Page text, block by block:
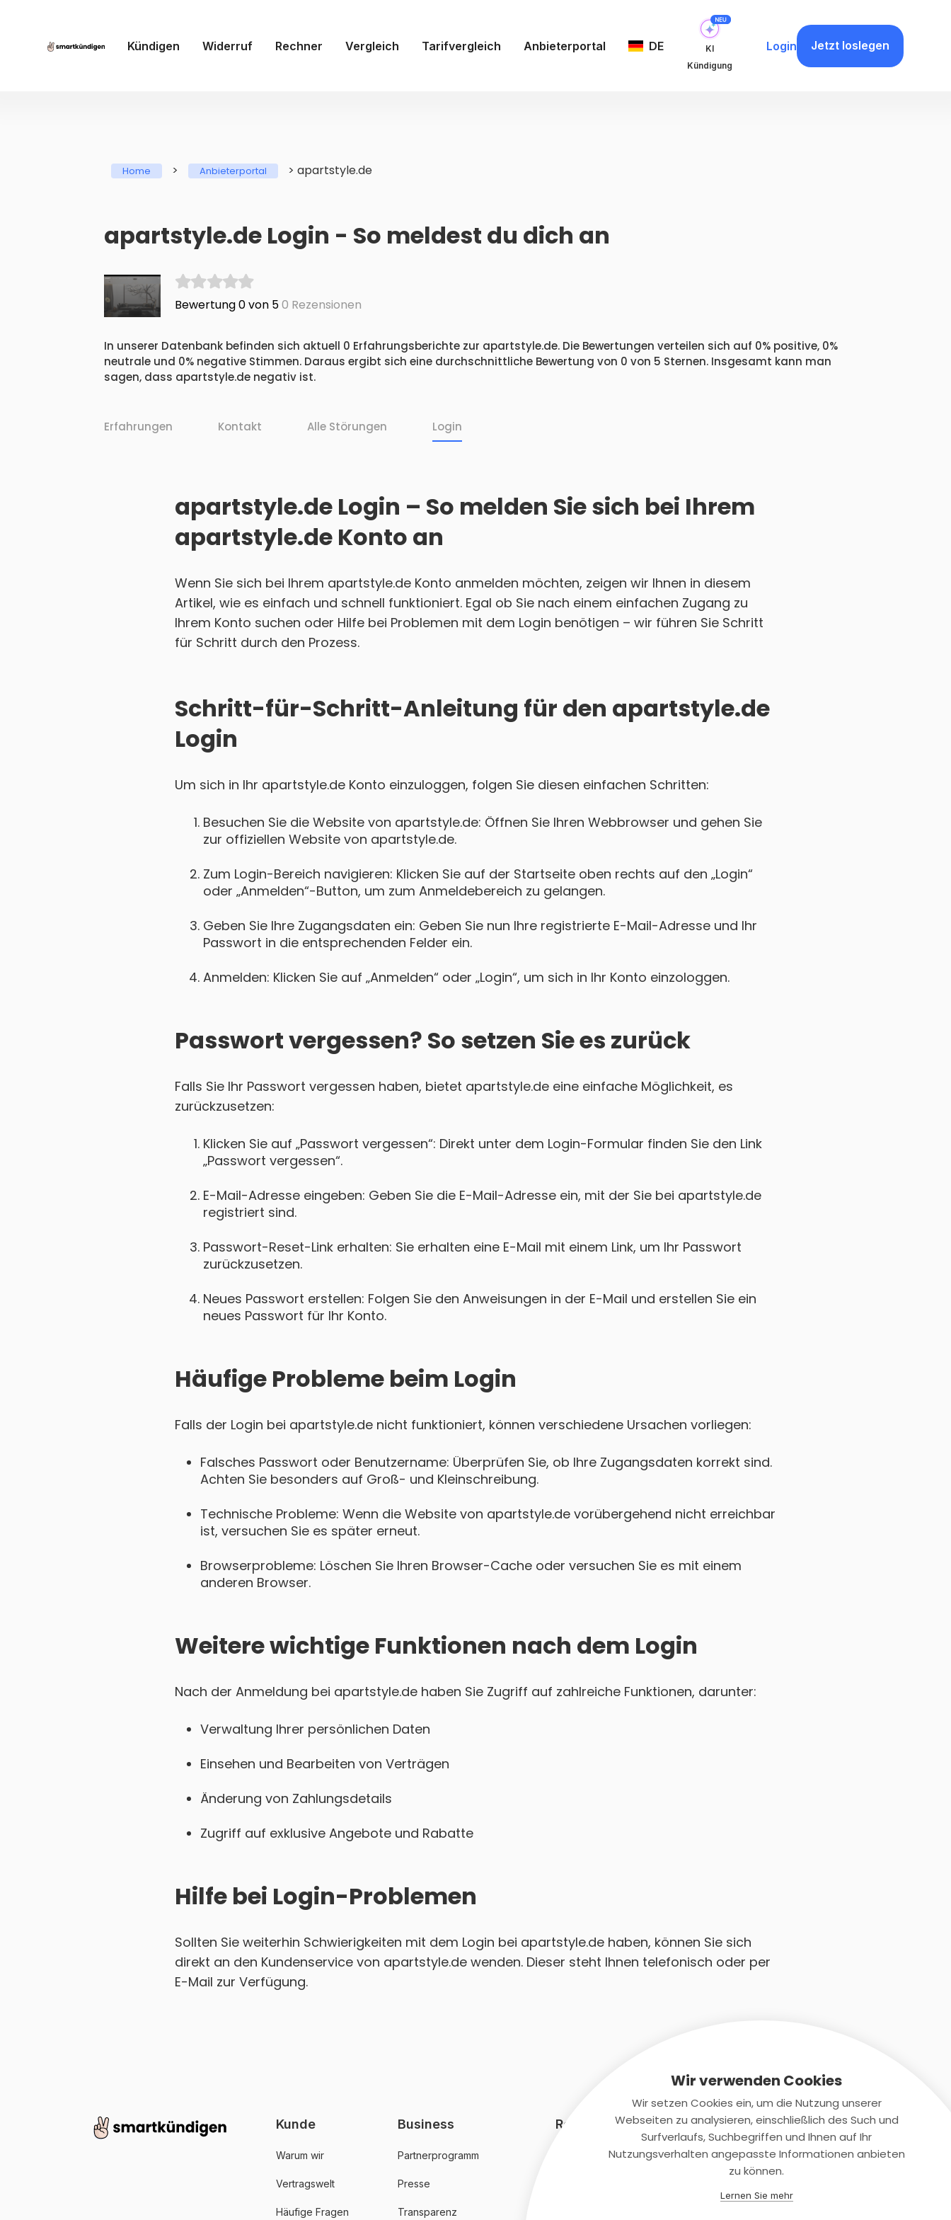
Kündigen Widerruf Rechner Vergleich Tarifvergleich Anbieterportal DE
KI
Kündigung
Login Jetzt loslegen
Home > Anbieterportal > apartstyle.de
apartstyle.de Login - So meldest du dich an
Bewertung 0 von 50 Rezensionen
In unserer Datenbank befinden sich aktuell 0 Erfahrungsberichte zur apartstyle.de. Die Bewertungen verteilen sich auf 0% positive, 0%
neutrale und 0% negative Stimmen. Daraus ergibt sich eine durchschnittliche Bewertung von 0 von 5 Sternen. Insgesamt kann man
sagen, dass apartstyle.de negativ ist.
Erfahrungen Kontakt Alle Störungen Login
apartstyle.de Login – So melden Sie sich bei Ihrem
apartstyle.de Konto an
Wenn Sie sich bei Ihrem apartstyle.de Konto anmelden möchten, zeigen wir Ihnen in diesem
Artikel, wie es einfach und schnell funktioniert. Egal ob Sie nach einem einfachen Zugang zu
Ihrem Konto suchen oder Hilfe bei Problemen mit dem Login benötigen – wir führen Sie Schritt
für Schritt durch den Prozess.
Schritt-für-Schritt-Anleitung für den apartstyle.de
Login
Um sich in Ihr apartstyle.de Konto einzuloggen, folgen Sie diesen einfachen Schritten:
Besuchen Sie die Website von apartstyle.de: Öffnen Sie Ihren Webbrowser und gehen Sie
zur offiziellen Website von apartstyle.de.
Zum Login-Bereich navigieren: Klicken Sie auf der Startseite oben rechts auf den „Login“
oder „Anmelden“-Button, um zum Anmeldebereich zu gelangen.
Geben Sie Ihre Zugangsdaten ein: Geben Sie nun Ihre registrierte E-Mail-Adresse und Ihr
Passwort in die entsprechenden Felder ein.
Anmelden: Klicken Sie auf „Anmelden“ oder „Login“, um sich in Ihr Konto einzologgen.
Passwort vergessen? So setzen Sie es zurück
Falls Sie Ihr Passwort vergessen haben, bietet apartstyle.de eine einfache Möglichkeit, es
zurückzusetzen:
Klicken Sie auf „Passwort vergessen“: Direkt unter dem Login-Formular finden Sie den Link
„Passwort vergessen“.
E-Mail-Adresse eingeben: Geben Sie die E-Mail-Adresse ein, mit der Sie bei apartstyle.de
registriert sind.
Passwort-Reset-Link erhalten: Sie erhalten eine E-Mail mit einem Link, um Ihr Passwort
zurückzusetzen.
Neues Passwort erstellen: Folgen Sie den Anweisungen in der E-Mail und erstellen Sie ein
neues Passwort für Ihr Konto.
Häufige Probleme beim Login
Falls der Login bei apartstyle.de nicht funktioniert, können verschiedene Ursachen vorliegen:
Falsches Passwort oder Benutzername: Überprüfen Sie, ob Ihre Zugangsdaten korrekt sind.
Achten Sie besonders auf Groß- und Kleinschreibung.
Technische Probleme: Wenn die Website von apartstyle.de vorübergehend nicht erreichbar
ist, versuchen Sie es später erneut.
Browserprobleme: Löschen Sie Ihren Browser-Cache oder versuchen Sie es mit einem
anderen Browser.
Weitere wichtige Funktionen nach dem Login
Nach der Anmeldung bei apartstyle.de haben Sie Zugriff auf zahlreiche Funktionen, darunter:
Verwaltung Ihrer persönlichen Daten
Einsehen und Bearbeiten von Verträgen
Änderung von Zahlungsdetails
Zugriff auf exklusive Angebote und Rabatte
Hilfe bei Login-Problemen
Sollten Sie weiterhin Schwierigkeiten mit dem Login bei apartstyle.de haben, können Sie sich
direkt an den Kundenservice von apartstyle.de wenden. Dieser steht Ihnen telefonisch oder per
E-Mail zur Verfügung.
Kunde
Warum wir
Vertragswelt
Häufige Fragen
Business
Partnerprogramm
Presse
Transparenz
Rechtliches Kontaktiere uns
+(49)2131/708-4280
Wir verwenden Cookies
Wir setzen Cookies ein, um die Nutzung unserer
Webseiten zu analysieren, einschließlich des Such und
Surfverlaufs, Suchbegriffen und Ihnen auf Ihr
Nutzungsverhalten angepasste Informationen anbieten
zu können.
Lernen Sie mehr